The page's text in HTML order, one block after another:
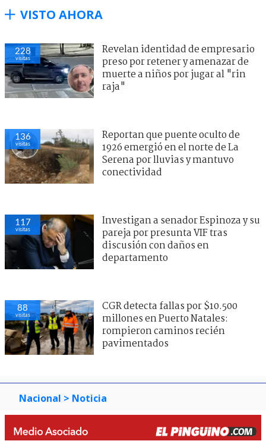
VISTO AHORA
228
visitas
Revelan identidad de empresario
preso por retener y amenazar de
muerte a niños por jugar al "rin
raja"
136
visitas
Reportan que puente oculto de
1926 emergió en el norte de La
Serena por lluvias y mantuvo
conectividad
117
visitas
Investigan a senador Espinoza y su
pareja por presunta VIF tras
discusión con daños en
departamento
88
visitas
CGR detecta fallas por $10.500
millones en Puerto Natales:
rompieron caminos recién
pavimentados
Nacional > Noticia